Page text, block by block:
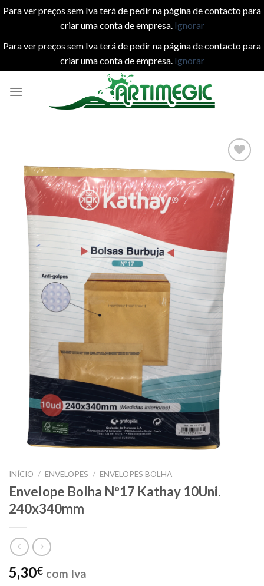
Para ver preços sem Iva terá de pedir na página de contacto para
criar uma conta de empresa. Ignorar
Para ver preços sem Iva terá de pedir na página de contacto para
criar uma conta de empresa. Ignorar
Add to
wishlist
INÍCIO / ENVELOPES / ENVELOPES BOLHA
Envelope Bolha Nº17 Kathay 10Uni.
240x340mm
5,30€ com Iva